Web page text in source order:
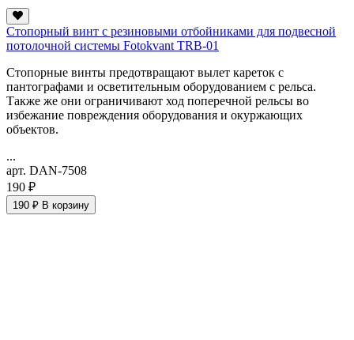
Стопорный винт с резиновыми отбойниками для подвесной
потолочной системы Fotokvant TRB-01
Стопорные винты предотвращают вылет кареток с
пантографами и осветительным оборудованием с рельса.
Также же они ограничивают ход поперечной рельсы во
избежание повреждения оборудования и окуржающих
объектов.
...
арт. DAN-7508
190 ₽
190 ₽ В корзину